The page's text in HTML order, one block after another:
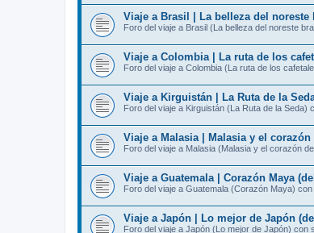
Viaje a Brasil | La belleza del
Foro del viaje a Brasil (La belleza del noreste
Viaje a Colombia | La ruta de los
Foro del viaje a Colombia (La ruta de los
Viaje a Kirguistán | La Ruta de la
Foro del viaje a Kirguistán (La Ruta de la Seda)
Viaje a Malasia | Malasia y el
Foro del viaje a Malasia (Malasia y el corazón
Viaje a Guatemala | Corazón Maya
Foro del viaje a Guatemala (Corazón Maya) con
Viaje a Japón | Lo mejor de Japón
Foro del viaje a Japón (Lo mejor de Japón) con